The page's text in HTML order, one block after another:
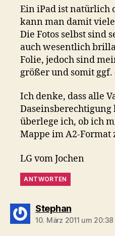
Ein iPad ist natürlich
kann man damit
Die Fotos selbst sind
auch wesentlich
Folie, jedoch sind
größer und somit
Ich denke, dass alle
überlege ich, ob ich
Mappe im A2-
LG vom Jochen
ANTWORTEN
Stephansagt:
10. März 2011 um 20:38